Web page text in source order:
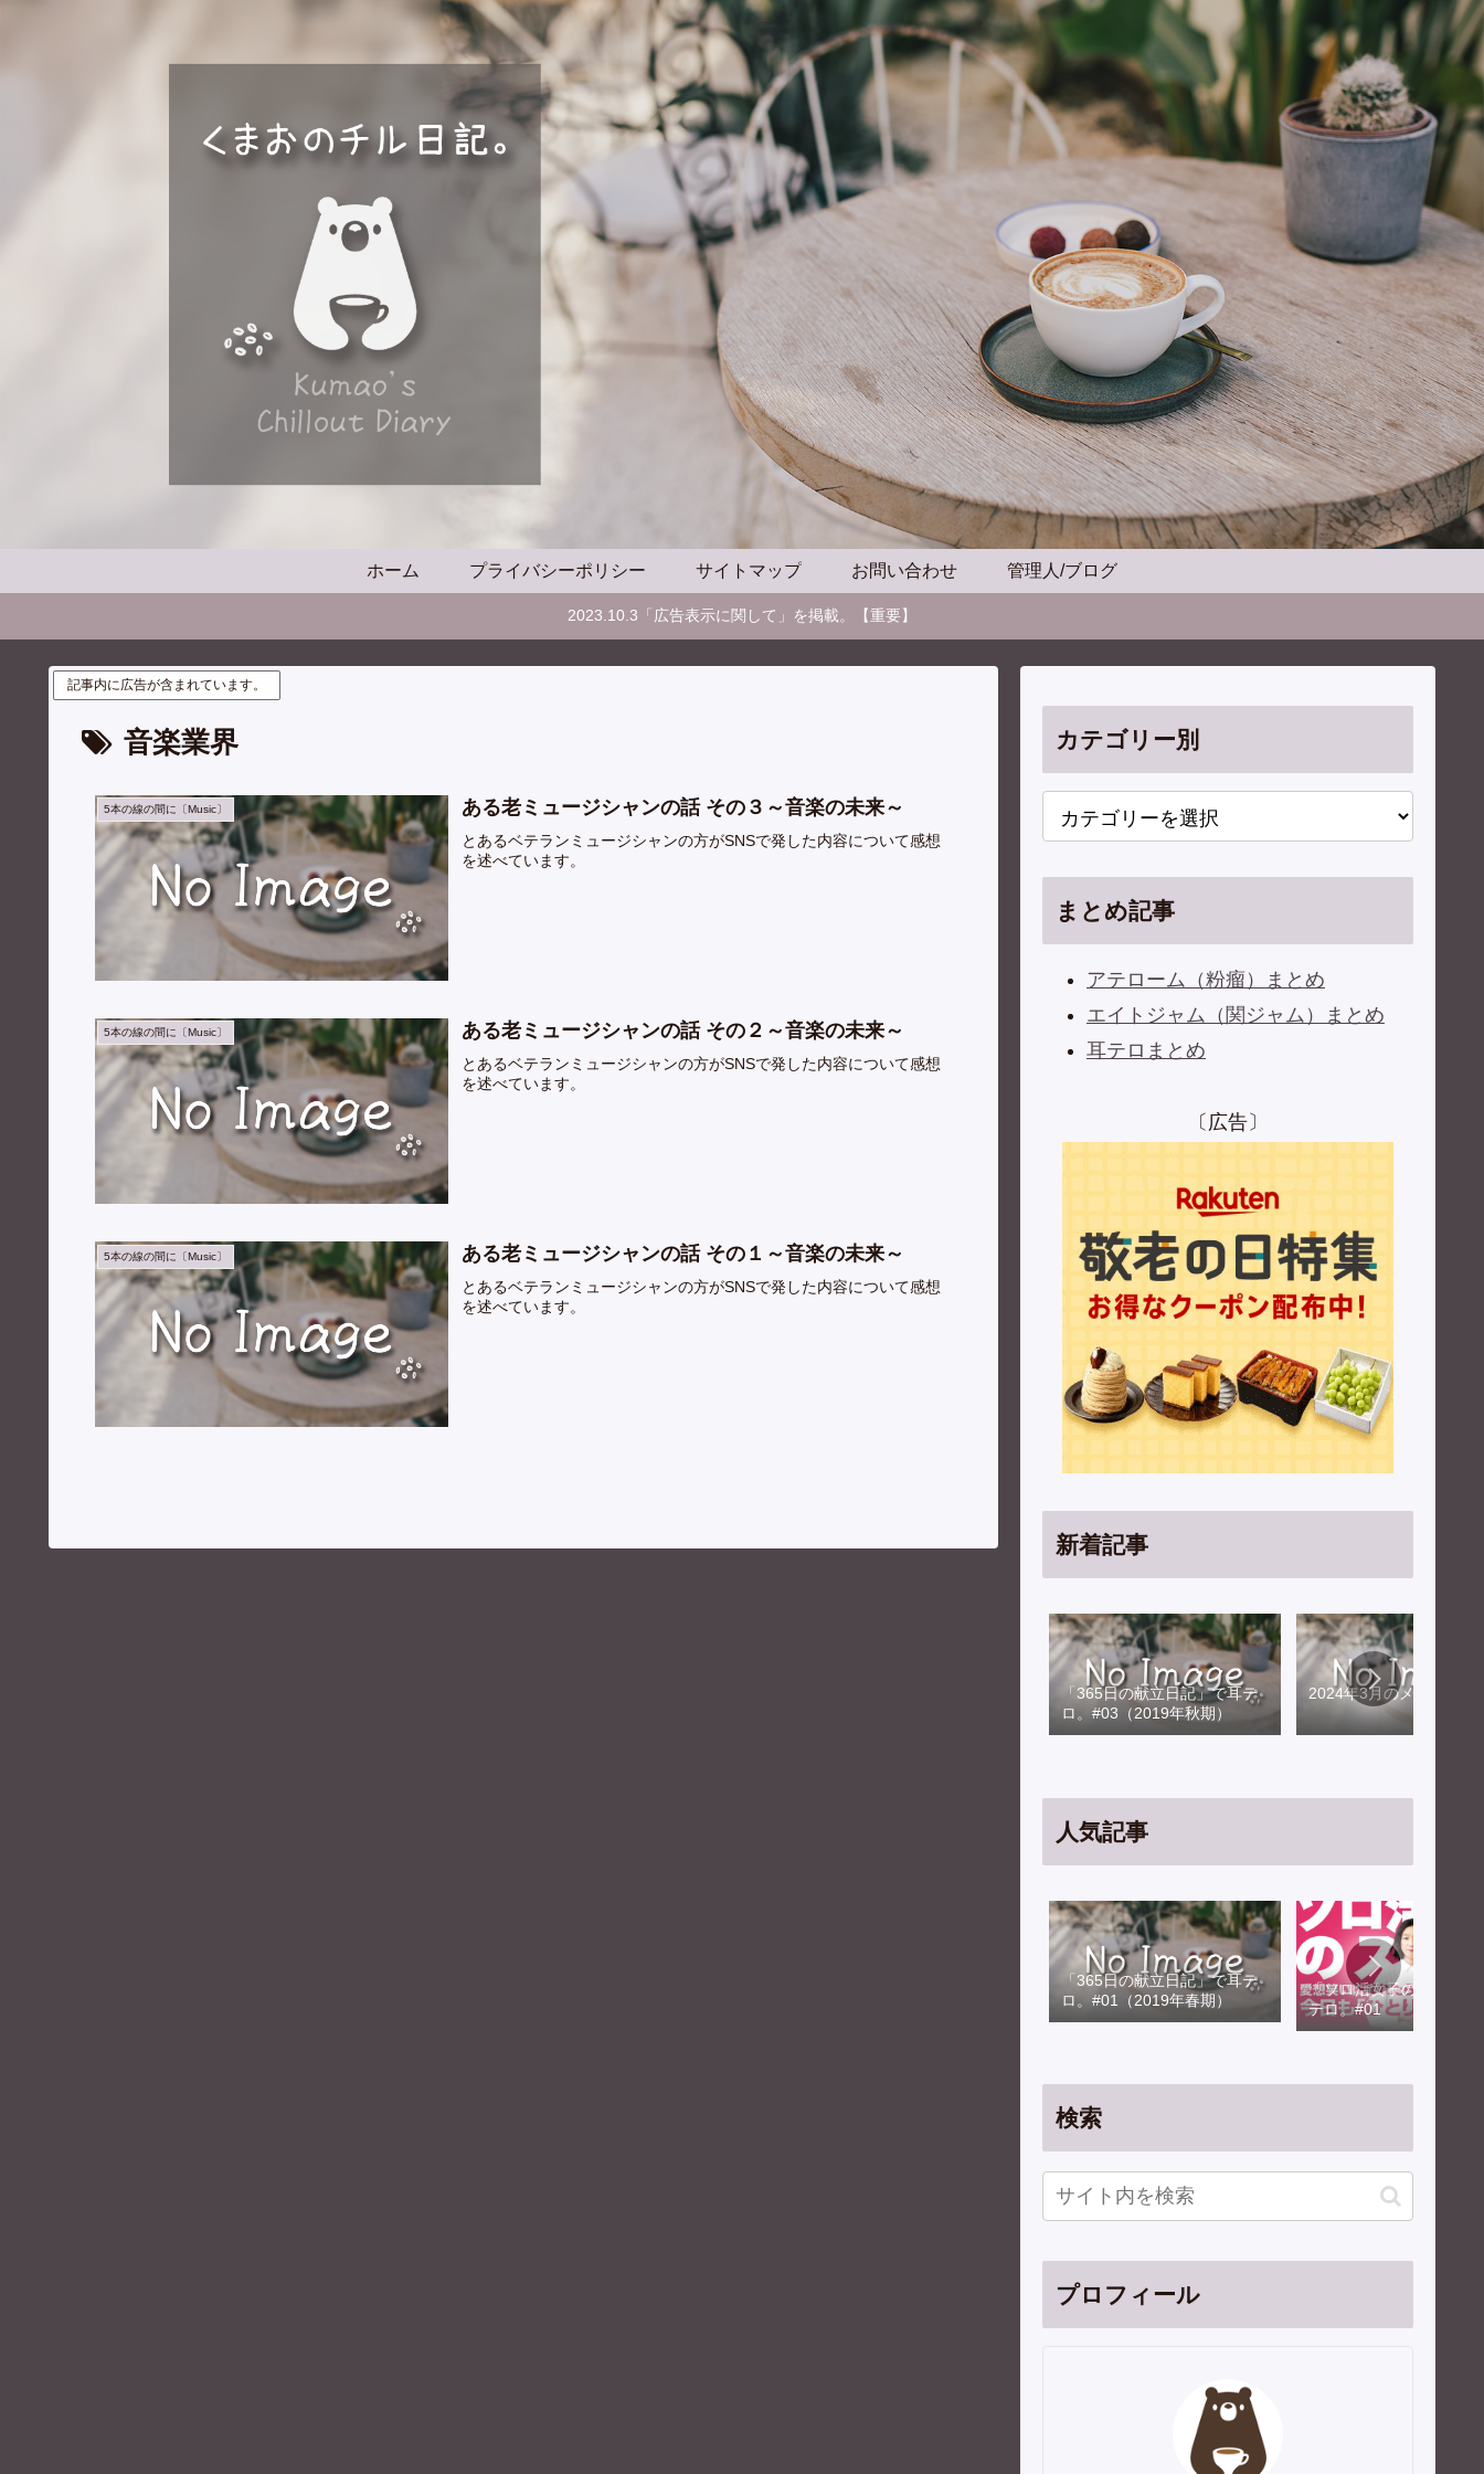
ホーム プライバシーポリシー サイトマップ お問い合わせ 管理人/ブログ
2023.10.3「広告表示に関して」を掲載。【重要】
記事内に広告が含まれています。
音楽業界
5本の線の間に〔Music〕 ある老ミュージシャンの話 その３～音楽の未来～
とあるベテランミュージシャンの方がSNSで発した内容について感想
を述べています。
5本の線の間に〔Music〕 ある老ミュージシャンの話 その２～音楽の未来～
とあるベテランミュージシャンの方がSNSで発した内容について感想
を述べています。
5本の線の間に〔Music〕 ある老ミュージシャンの話 その１～音楽の未来～
とあるベテランミュージシャンの方がSNSで発した内容について感想
を述べています。
カテゴリー別
まとめ記事
アテローム（粉瘤）まとめ
エイトジャム（関ジャム）まとめ
耳テロまとめ
〔広告〕
新着記事
「365日の献立日記」で耳テ
ロ。#03（2019年秋期）
2024年3月のメンテナン
人気記事
「365日の献立日記」で耳テ
ロ。#01（2019年春期）
「ソロ活女子のススメ」
テロ。#01
検索
プロフィール